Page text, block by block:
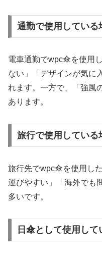
通勤で使用している
電車通勤でwpc傘を使用
ない」「デザインが気に
れます。一方で、「強風
あります。
旅行で使用している
旅行先でwpc傘を使用し
運びやすい」「海外でも
多いです。
日傘として使用して